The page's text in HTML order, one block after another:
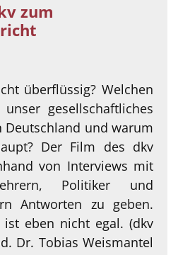
zum
überflüssig? Welchen
gesellschaftliches
Deutschland und warum
Der Film des dkv
von Interviews mit
Politiker und
Antworten zu geben.
ist eben nicht egal. (dkv
Dr. Tobias Weismantel